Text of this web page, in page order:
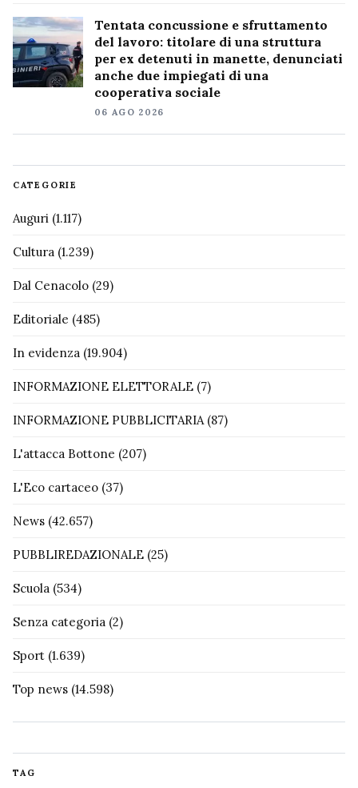
Tentata concussione e sfruttamento
del lavoro: titolare di una struttura
per ex detenuti in manette, denunciati
anche due impiegati di una
cooperativa sociale
06 AGO 2026
CATEGORIE
Auguri (1.117)
Cultura (1.239)
Dal Cenacolo (29)
Editoriale (485)
In evidenza (19.904)
INFORMAZIONE ELETTORALE (7)
INFORMAZIONE PUBBLICITARIA(87)
L'attacca Bottone (207)
L'Eco cartaceo (37)
News (42.657)
PUBBLIREDAZIONALE (25)
Scuola (534)
Senza categoria (2)
Sport (1.639)
Top news (14.598)
TAG